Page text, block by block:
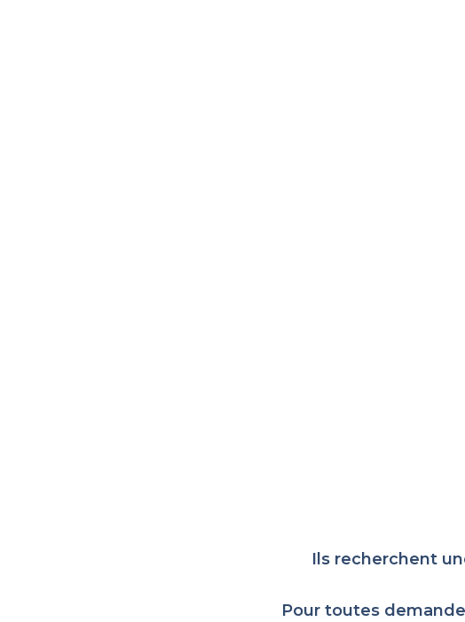
Ils recherchent
Pour toutes